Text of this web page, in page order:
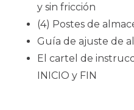
y sin fricción
(4) Postes de
Guía de ajuste de
El cartel de
INICIO y FIN